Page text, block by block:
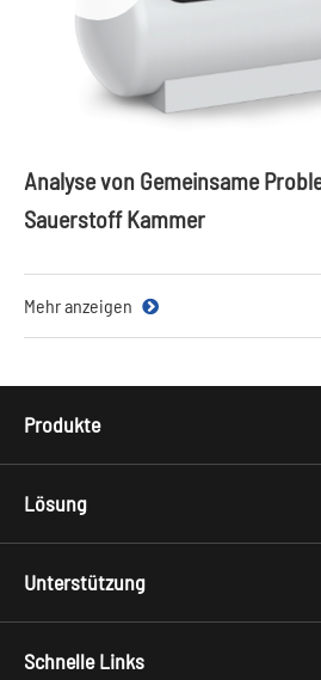
Analyse von Gemeinsame
Sauerstoff Kammer
Mehr anzeigen
Produkte
Lösung
Unterstützung
Schnelle Links